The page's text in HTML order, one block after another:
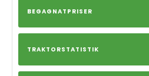
BEGAGNATPRISER
TRAKTORSTATISTIK